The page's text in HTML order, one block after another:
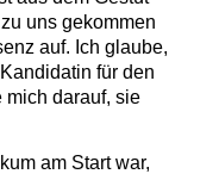
uns gekommen
auf. Ich glaube,
für den
mich darauf, sie
am Start war,